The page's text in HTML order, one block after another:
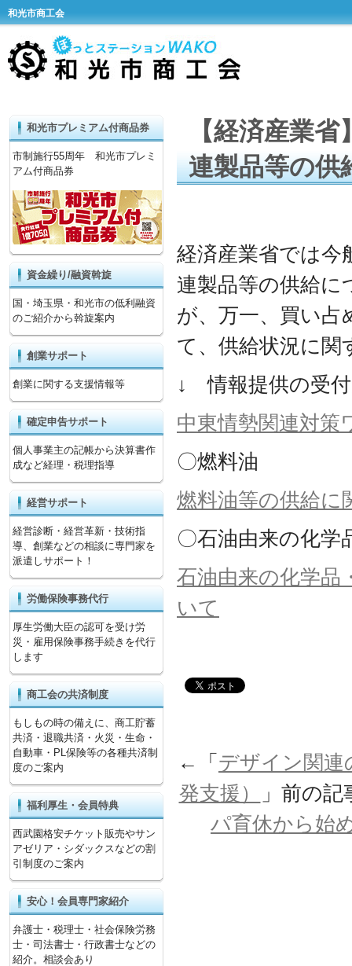
和光市商工会
【経済産業
連製品等の供
経済産業省では今
連製品等の供給
が、万一、買い
て、供給状況に関
↓ 情報提供の受
中東情勢関連対策
〇燃料油
燃料油等の供給に
〇石油由来の化学
石油由来の化学品
いて
←「 デザイン関連
発支援）
」前の
パ育休から始
和光市プレミアム付商品券
市制施行55周年 和光市プレミ
アム付商品券
資金繰り/融資斡旋
国・埼玉県・和光市の低利融資
のご紹介から斡旋案内
創業サポート
創業に関する支援情報等
確定申告サポート
個人事業主の記帳から決算書作
成など経理・税理指導
経営サポート
経営診断・経営革新・技術指
導、創業などの相談に専門家を
派遣しサポート！
労働保険事務代行
厚生労働大臣の認可を受け労
災・雇用保険事務手続きを代行
します
商工会の共済制度
もしもの時の備えに、商工貯蓄
共済・退職共済・火災・生命・
自動車・PL保険等の各種共済制
度のご案内
福利厚生・会員特典
西武園格安チケット販売やサン
アゼリア・シダックスなどの割
引制度のご案内
安心！会員専門家紹介
弁護士・税理士・社会保険労務
士・司法書士・行政書士などの
紹介。相談会あり